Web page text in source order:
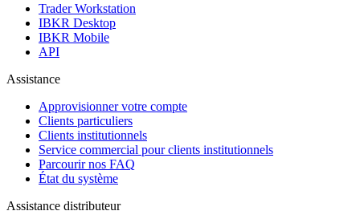
Trader Workstation
IBKR Desktop
IBKR Mobile
API
Assistance
Approvisionner votre compte
Clients particuliers
Clients institutionnels
Service commercial pour clients institutionnels
Parcourir nos FAQ
État du système
Assistance distributeur